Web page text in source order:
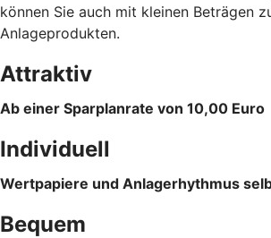
können Sie auch mit kleinen Beträgen
Anlageprodukten.
Attraktiv
Ab einer Sparplanrate von 10,00 Euro
Individuell
Wertpapiere und Anlagerhythmus
Bequem